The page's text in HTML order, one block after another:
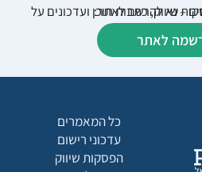
תוכן ועדכונים על וובינרים וכנסים – נא להרשם לאתר:
לאתר
כל המאמרים
עדכוני רישום
הפסקות שיווק